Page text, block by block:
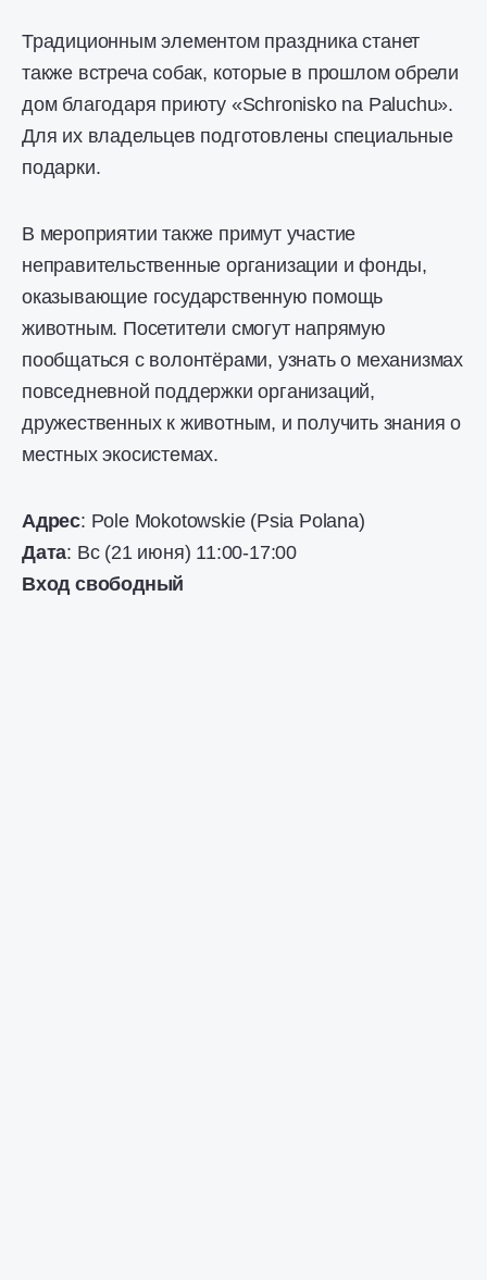
Традиционным элементом праздника станет
также встреча собак, которые в прошлом обрели
дом благодаря приюту «Schronisko na Paluchu».
Для их владельцев подготовлены специальные
подарки.
В мероприятии также примут участие
неправительственные организации и фонды,
оказывающие государственную помощь
животным. Посетители смогут напрямую
пообщаться с волонтёрами, узнать о механизмах
повседневной поддержки организаций,
дружественных к животным, и получить знания о
местных экосистемах.
Адрес: Polе Mokotowskiе (Psia Polana)
Дата: Вс (21 июня) 11:00-17:00
Вход свободный